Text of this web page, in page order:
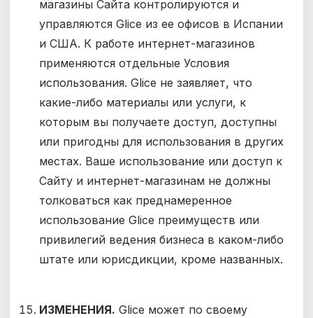
магазины Сайта контролируются и
управляются Glice из ее офисов в Испании
и США. К работе интернет-магазинов
применяются отдельные Условия
использования. Glice не заявляет, что
какие-либо материалы или услуги, к
которым вы получаете доступ, доступны
или пригодны для использования в других
местах. Ваше использование или доступ к
Сайту и интернет-магазинам не должны
толковаться как преднамеренное
использование Glice преимуществ или
привилегий ведения бизнеса в каком-либо
штате или юрисдикции, кроме названных.
ИЗМЕНЕНИЯ. Glice может по своему